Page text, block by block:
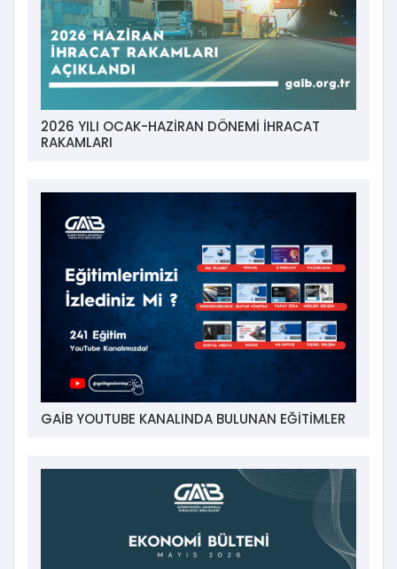
2026 YILI OCAK-HAZİRAN DÖNEMİ İHRACAT
RAKAMLARI
GAİB YOUTUBE KANALINDA BULUNAN EĞİTİMLER